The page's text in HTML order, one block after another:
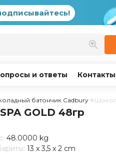
и ответы Контакты
батончик Cadbury
GOLD 48гр
48.0000 kg
13 x 3,5 x 2 cm